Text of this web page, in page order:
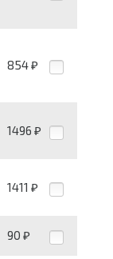
854 ₽
1496 ₽
1411 ₽
90 ₽